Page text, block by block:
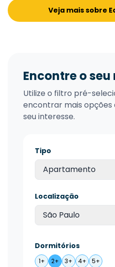
Veja mais sobre
Encontre o
Utilize o filtro pré-
encontrar mais opções
seu interesse.
Tipo
Apartamento
Localização
São Paulo
Dormitórios
1+ 2+ 3+ 4+ 5+